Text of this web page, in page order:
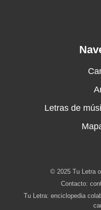
Letras de
© 2025 Tu Letra
Contacto:
Tu Letra: enciclopedia